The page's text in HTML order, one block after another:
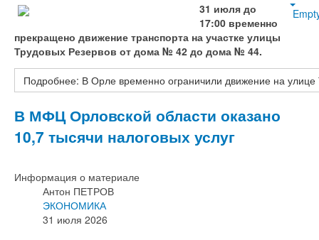
31 июля до
17:00 временно
прекращено движение транспорта на участке улицы
Трудовых Резервов от дома № 42 до дома № 44.
Подробнее: В Орле временно ограничили движение на улице
В МФЦ Орловской области оказано
10,7 тысячи налоговых услуг
Информация о материале
Антон ПЕТРОВ
ЭКОНОМИКА
31 июля 2026